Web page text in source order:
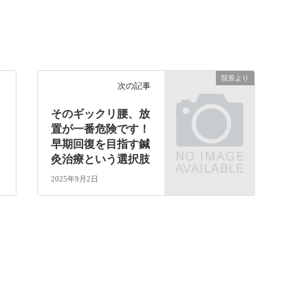
院長より
次の記事
そのギックリ腰、放
置が一番危険です！
早期回復を目指す鍼
灸治療という選択肢
2025年9月2日